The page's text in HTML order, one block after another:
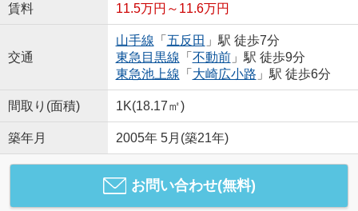
賃料 11.5万円～11.6万円
交通
山手線 「 五反田 」駅 徒歩7分
東急目黒線 「 不動前」駅 徒歩9分
東急池上線 「 大崎広小路 」駅 徒歩6分
間取り(面積) 1K(18.17㎡)
築年月 2005年 5月(築21年)
お問い合わせ(無料)